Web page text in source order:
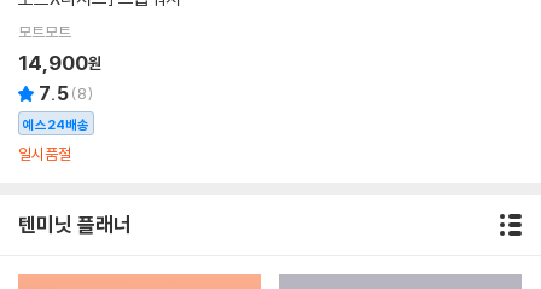
모트모트
14,900원
7.5(8)
예스24배송
일시품절
텐미닛 플래너